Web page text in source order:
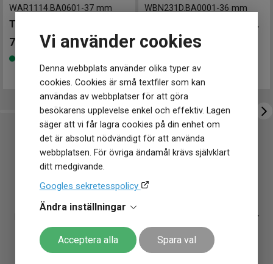
Vi använder cookies
Denna webbplats använder olika typer av
cookies. Cookies är små textfiler som kan
användas av webbplatser för att göra
besökarens upplevelse enkel och effektiv. Lagen
säger att vi får lagra cookies på din enhet om
det är absolut nödvändigt för att använda
webbplatsen. För övriga ändamål krävs självklart
ditt medgivande.
Googles sekretesspolicy
Ändra inställningar
Acceptera alla Spara val
Diameter 36 mm
Egenskaper
Vattenskydd
10 ATM / 100 m
Glas material
Safir
Datum Ja
WAR1114.BA0601 -37 mm
TAG Heuer Carrera 39mm
72 700 kr
Finns i lager
WBN231D.BA0001 -36 mm
TAG Heuer Carrera Date 36mm
54 500 kr
En TAG Heuer Carrera 36mm
WBK1311.BA0652 från Klockmaster -
ett tryggt köp.
generös garanti på klockor
och en alldeles
gratis allriskförsäkring i 12 månader
inte går av för hackor. Behöver du
justera armbandet